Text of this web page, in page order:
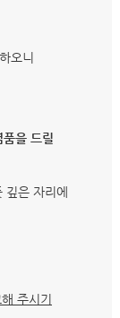
오니
을 드릴
은 자리에
해 주시기